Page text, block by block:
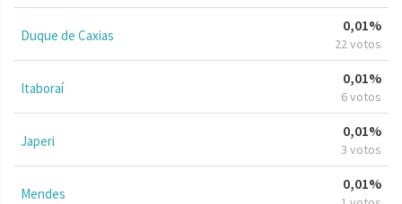
Duque de Caxias
0,01%
22 votos
Itaboraí
0,01%
6 votos
Japeri
0,01%
3 votos
Mendes
0,01%